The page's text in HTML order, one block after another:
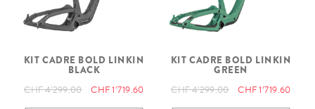
KIT CADRE BOLD LINKIN
BLACK
CHF 4’299.00 CHF 1’719.60
KIT CADRE BOLD LINKIN
GREEN
CHF 4’299.00 CHF 1’719.60